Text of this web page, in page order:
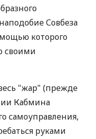
Совбеза
которого
своими
"жар" (прежде
Кабмина
самоуправления,
руками